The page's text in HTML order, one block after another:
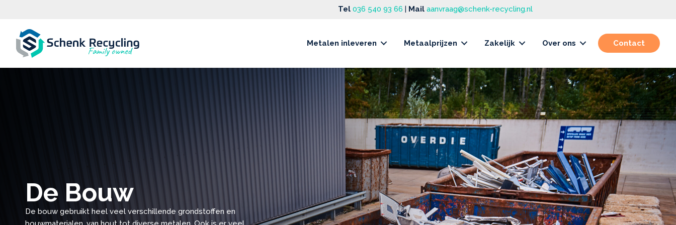
Tel 036 540 93 66 | Mail aanvraag@schenk-recycling.nl
Metalen inleveren Metaalprijzen Zakelijk Over ons Contact
De Bouw
De bouw gebruikt heel veel verschillende grondstoffen en